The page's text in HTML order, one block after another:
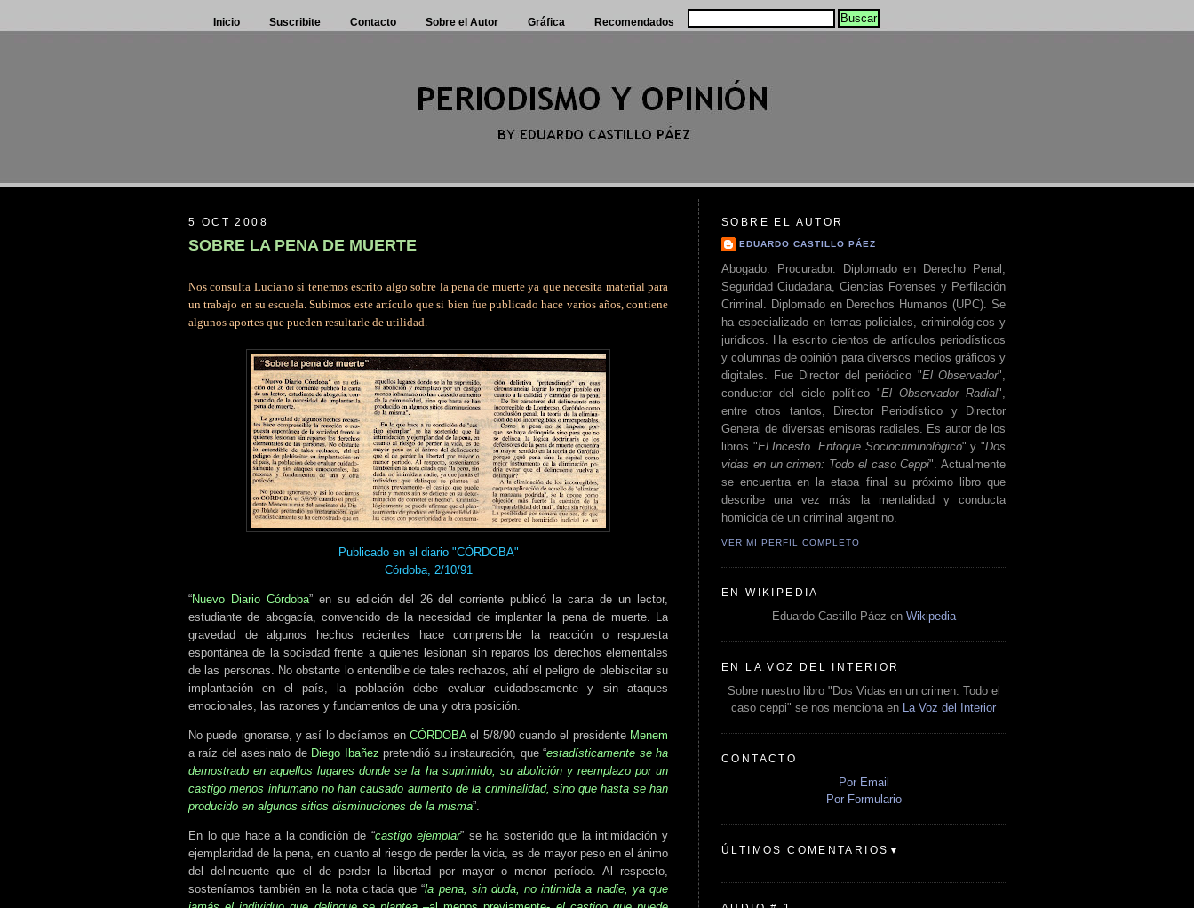
Inicio Suscribite Contacto Sobre el Autor Gráfica Recomendados
5 OCT 2008
SOBRE LA PENA DE MUERTE
Nos consulta Luciano si tenemos escrito algo sobre la pena de muerte ya que necesita material para
un trabajo en su escuela. Subimos este artículo que si bien fue publicado hace varios años, contiene
algunos aportes que pueden resultarle de utilidad.
Publicado en el diario "CÓRDOBA"
Córdoba, 2/10/91
“Nuevo Diario Córdoba” en su edición del 26 del corriente publicó la carta de un lector,
estudiante de abogacía, convencido de la necesidad de implantar la pena de muerte. La
gravedad de algunos hechos recientes hace comprensible la reacción o respuesta
espontánea de la sociedad frente a quienes lesionan sin reparos los derechos elementales
de las personas. No obstante lo entendible de tales rechazos, ahí el peligro de plebiscitar su
implantación en el país, la población debe evaluar cuidadosamente y sin ataques
emocionales, las razones y fundamentos de una y otra posición.
No puede ignorarse, y así lo decíamos en CÓRDOBAel 5/8/90 cuando el presidente Menem
a raíz del asesinato de Diego Ibañez pretendió su instauración, que “estadísticamente se ha
demostrado en aquellos lugares donde se la ha suprimido, su abolición y reemplazo por un
castigo menos inhumano no han causado aumento de la criminalidad, sino que hasta se han
producido en algunos sitios disminuciones de la misma”.
En lo que hace a la condición de “castigo ejemplar” se ha sostenido que la intimidación y
ejemplaridad de la pena, en cuanto al riesgo de perder la vida, es de mayor peso en el ánimo
del delincuente que el de perder la libertad por mayor o menor período. Al respecto,
sosteníamos también en la nota citada que “la pena, sin duda, no intimida a nadie, ya que
SOBRE EL AUTOR
EDUARDO CASTILLO PÁEZ
Abogado. Procurador. Diplomado en Derecho Penal,
Seguridad Ciudadana, Ciencias Forenses y Perfilación
Criminal. Diplomado en Derechos Humanos (UPC). Se
ha especializado en temas policiales, criminológicos y
jurídicos. Ha escrito cientos de artículos periodísticos
y columnas de opinión para diversos medios gráficos y
digitales. Fue Director del periódico "El Observador",
conductor del ciclo político "El Observador Radial",
entre otros tantos, Director Periodístico y Director
General de diversas emisoras radiales. Es autor de los
libros "El Incesto. Enfoque Sociocriminológico" y "Dos
vidas en un crimen: Todo el caso Ceppi". Actualmente
se encuentra en la etapa final su próximo libro que
describe una vez más la mentalidad y conducta
homicida de un criminal argentino.
VER MI PERFIL COMPLETO
EN WIKIPEDIA
Eduardo Castillo Páez en Wikipedia
EN LA VOZ DEL INTERIOR
Sobre nuestro libro "Dos Vidas en un crimen: Todo el
caso ceppi" se nos menciona en
La Voz del Interior
CONTACTO
Por Email
Por Formulario
ÚLTIMOS COMENTARIOS▼